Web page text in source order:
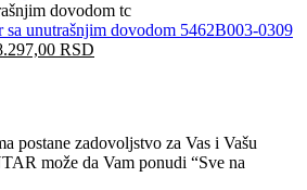
unutrašnjim dovodom 5462B003-0309
RSD
postane zadovoljstvo za Vas i Vašu
može da Vam ponudi “Sve na